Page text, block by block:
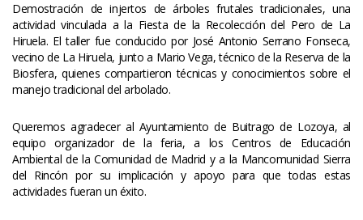
Demostración de injertos de árboles frutales tradicionales, una
actividad vinculada a la Fiesta de la Recolección del Pero de La
Hiruela. El taller fue conducido por José Antonio Serrano Fonseca,
vecino de La Hiruela, junto a Mario Vega, técnico de la Reserva de la
Biosfera, quienes compartieron técnicas y conocimientos sobre el
manejo tradicional del arbolado.
Queremos agradecer al Ayuntamiento de Buitrago de Lozoya, al
equipo organizador de la feria, a los Centros de Educación
Ambiental de la Comunidad de Madrid y a la Mancomunidad Sierra
del Rincón por su implicación y apoyo para que todas estas
actividades fueran un éxito.